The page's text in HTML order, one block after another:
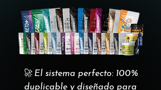
🚀 El sistema perfecto: 100%
duplicable y diseñado para